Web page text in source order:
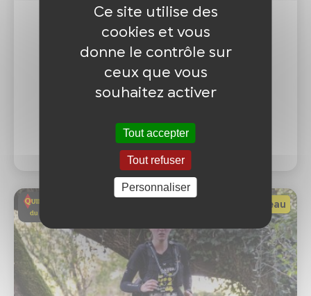
26 km - Utile La Gaub'
300M de dénivelé +
Places restantes : 11
24 €*
dont 1 € pour "Elles et Solidaires"
Nouveau
Ce site utilise des
cookies et vous
donne le contrôle sur
ceux que vous
souhaitez activer
Tout accepter
Tout refuser
Personnaliser